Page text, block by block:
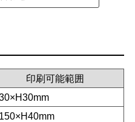
印刷可能範囲